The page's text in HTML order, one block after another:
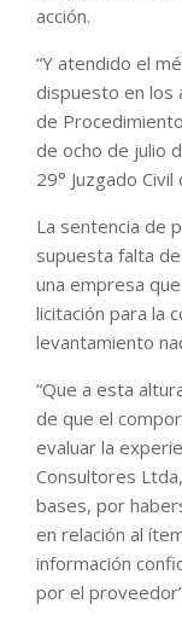
acción.
“Y atendido el
dispuesto en los
de
de ocho de julio
29° Juzgado
La sentencia de
supuesta falta
una empresa
licitación para la
levantamiento
“Que a esta
de que el
evaluar la
Consultores
bases, por
en relación al
información
por el